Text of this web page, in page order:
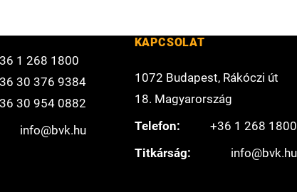
1 268 1800
30 376 9384
30 954 0882
info@bvk.hu
KAPCSOLAT
1072 Budapest, Rákóczi út
18. Magyarország
Telefon:
+36 1 268 1800
Titkárság:
info@bvk.hu